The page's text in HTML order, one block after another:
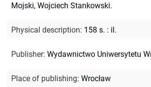
Mojski, Wojciech Stankowski.
Physical description: 158 s. : il.
Publisher: Wydawnictwo Uniwersytetu
Place of publishing: Wrocław